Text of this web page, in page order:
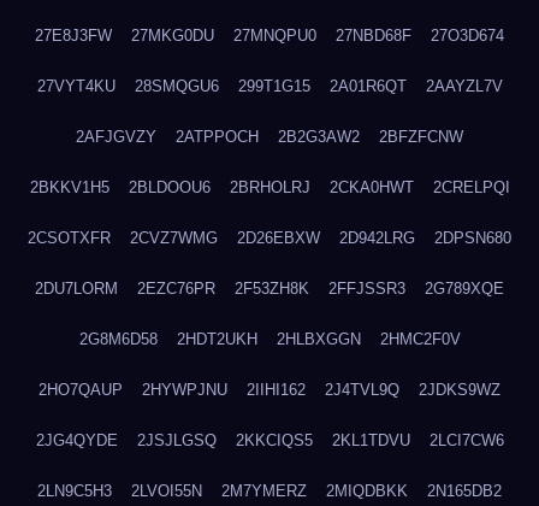
27E8J3FW 27MKG0DU 27MNQPU0 27NBD68F 27O3D674
27VYT4KU 28SMQGU6 299T1G15 2A01R6QT 2AAYZL7V
2AFJGVZY 2ATPPOCH 2B2G3AW2 2BFZFCNW
2BKKV1H5 2BLDOOU6 2BRHOLRJ 2CKA0HWT 2CRELPQI
2CSOTXFR 2CVZ7WMG 2D26EBXW 2D942LRG 2DPSN680
2DU7LORM 2EZC76PR 2F53ZH8K 2FFJSSR3 2G789XQE
2G8M6D58 2HDT2UKH 2HLBXGGN 2HMC2F0V
2HO7QAUP 2HYWPJNU 2IIHI162 2J4TVL9Q 2JDKS9WZ
2JG4QYDE 2JSJLGSQ 2KKCIQS5 2KL1TDVU 2LCI7CW6
2LN9C5H3 2LVOI55N 2M7YMERZ 2MIQDBKK 2N165DB2